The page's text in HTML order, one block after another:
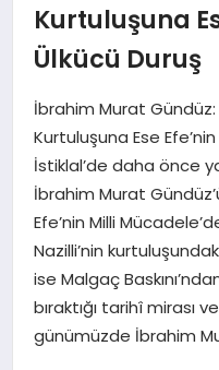
EĞITIM
EKONOMI
MAGAZIN
SAĞLIK
SPOR
Kurtuluşuna
Ülkücü Duruş
İbrahim Murat Gündüz:
Kurtuluşuna Ese
İstiklal’de daha önce
İbrahim Murat
Efe’nin Milli
Nazilli’nin
ise Malgaç
bıraktığı tarihî mirası
günümüzde İbrahim